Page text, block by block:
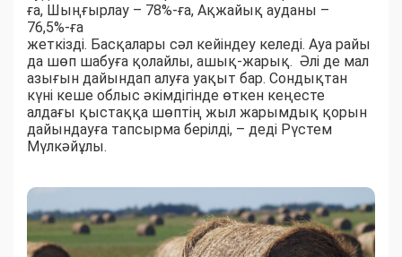
ға, Шыңғырлау – 78%-ға, Ақжайық ауданы –
76,5%-ға
жеткізді. Басқалары сәл кейіндеу келеді. Ауа райы
да шөп шабуға қолайлы, ашық-жарық. Әлі де мал
азығын дайындап алуға уақыт бар. Сондықтан
күні кеше облыс әкімдігінде өткен кеңесте
алдағы қыстаққа шөптің жыл жарымдық қорын
дайындауға тапсырма берілді, – деді Рүстем
Мүлкәйұлы.